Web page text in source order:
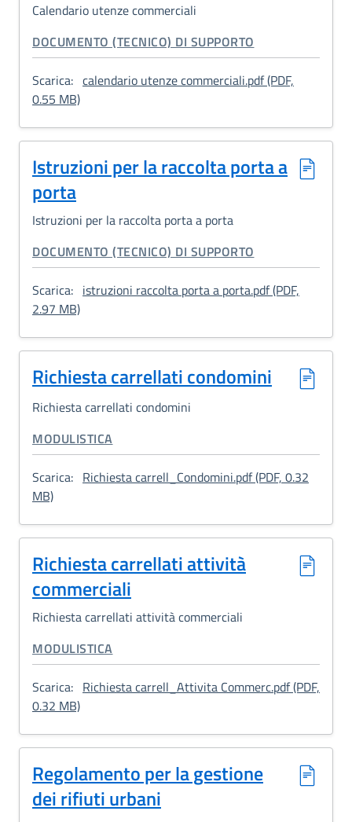
Calendario utenze commerciali
CATEGORIA CORRELATA:
DOCUMENTO (TECNICO) DI SUPPORTO
Scarica: calendario utenze commerciali.pdf (PDF,
0.55 MB): Calendario utenze commerciali
Istruzioni per la raccolta porta a
porta
Istruzioni per la raccolta porta a porta
CATEGORIA CORRELATA:
DOCUMENTO (TECNICO) DI SUPPORTO
Scarica: istruzioni raccolta porta a porta.pdf (PDF,
2.97 MB): Istruzioni per la raccolta porta a porta
Richiesta carrellati condomini
Richiesta carrellati condomini
CATEGORIA CORRELATA:
MODULISTICA
Scarica: Richiesta carrell_Condomini.pdf (PDF, 0.32
MB): Richiesta carrellati condomini
Richiesta carrellati attività
commerciali
Richiesta carrellati attività commerciali
CATEGORIA CORRELATA:
MODULISTICA
Scarica: Richiesta carrell_Attivita Commerc.pdf (PDF,
0.32 MB): Richiesta carrellati attività commerciali
Regolamento per la gestione
dei rifiuti urbani